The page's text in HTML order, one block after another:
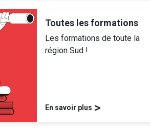
Toutes les formations
Les formations de toute la
région Sud !
En savoir plus >